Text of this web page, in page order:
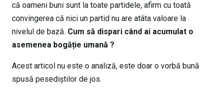
că oameni buni sunt la toate partidele, afirm cu toată
convingerea că nici un partid nu are atâta valoare la
nivelul de bază. Cum să dispari când ai acumulat o
asemenea bogăție umană ?
Acest articol nu este o analiză, este doar o vorbă bună
spusă pesediștilor de jos.